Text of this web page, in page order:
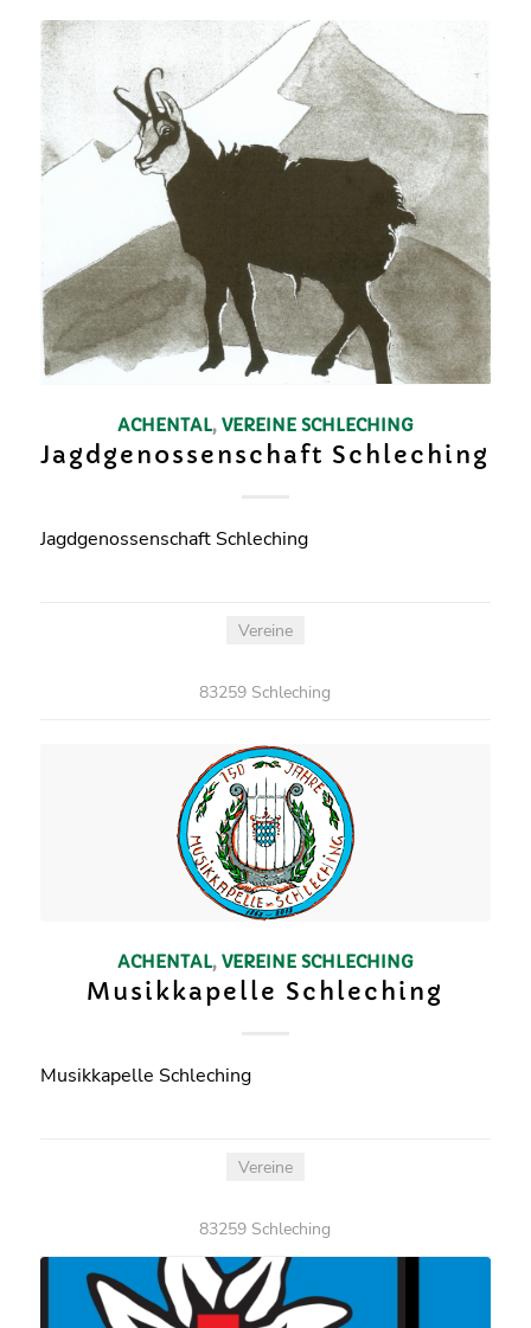
ACHENTAL,VEREINE SCHLECHING
Jagdgenossenschaft Schleching
Jagdgenossenschaft Schleching
Vereine
83259 Schleching
ACHENTAL,VEREINE SCHLECHING
Musikkapelle Schleching
Musikkapelle Schleching
Vereine
83259 Schleching